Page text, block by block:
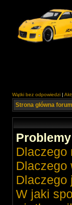
Wątki bez odpowiedzi |
Strona główna forum
Dlaczego
Dlaczego
Dlaczego
W jaki